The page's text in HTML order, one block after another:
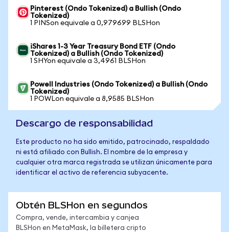
Pinterest (Ondo Tokenized) a Bullish (Ondo
Tokenized)
1 PINSon equivale a 0,979699 BLSHon
iShares 1-3 Year Treasury Bond ETF (Ondo
Tokenized) a Bullish (Ondo Tokenized)
1 SHYon equivale a 3,4961 BLSHon
Powell Industries (Ondo Tokenized) a Bullish (Ondo
Tokenized)
1 POWLon equivale a 8,9585 BLSHon
Descargo de responsabilidad
Este producto no ha sido emitido, patrocinado, respaldado
ni está afiliado con Bullish. El nombre de la empresa y
cualquier otra marca registrada se utilizan únicamente para
identificar el activo de referencia subyacente.
Obtén BLSHon en segundos
Compra, vende, intercambia y canjea
BLSHon en MetaMask, la billetera cripto